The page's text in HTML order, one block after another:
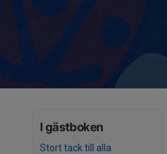
I gästboken
Stort tack till alla